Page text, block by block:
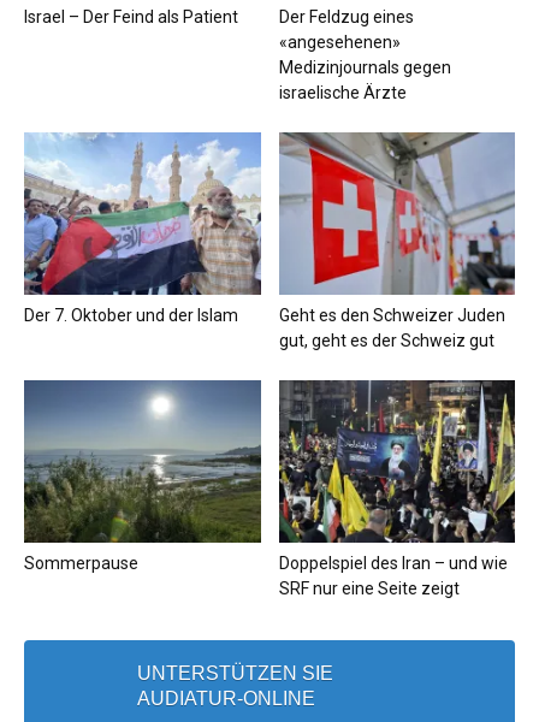
Israel – Der Feind als Patient
Der Feldzug eines
«angesehenen»
Medizinjournals gegen
israelische Ärzte
Der 7. Oktober und der Islam
Geht es den Schweizer Juden
gut, geht es der Schweiz gut
Sommerpause
Doppelspiel des Iran – und wie
SRF nur eine Seite zeigt
UNTERSTÜTZEN SIE
AUDIATUR-ONLINE